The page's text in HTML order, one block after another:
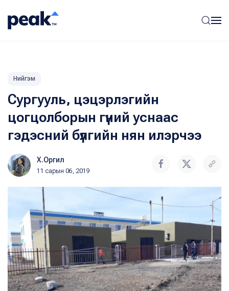
Нийгэм
Сургууль, цэцэрлэгийн
цогцолборын гүний уснаас
гэдэсний бүлгийн нян илэрчээ
Х.Оргил
11 сарын 06, 2019